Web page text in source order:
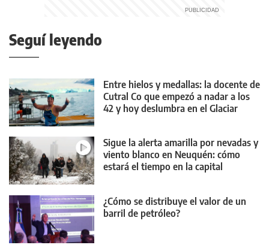
Seguí leyendo
Entre hielos y medallas: la docente de
Cutral Co que empezó a nadar a los
42 y hoy deslumbra en el Glaciar
Sigue la alerta amarilla por nevadas y
viento blanco en Neuquén: cómo
estará el tiempo en la capital
¿Cómo se distribuye el valor de un
barril de petróleo?